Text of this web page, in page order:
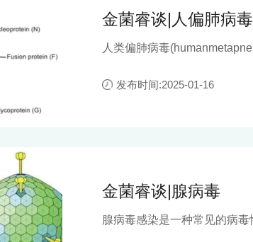
金菌睿谈|人偏肺病毒
人类偏肺病毒
发布时间:2025-01-16
金菌睿谈|腺病毒
腺病毒感染是一种常见的病